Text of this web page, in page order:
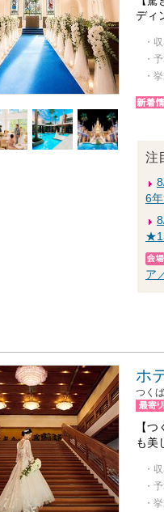
ディ
・
・
・
注
6年
ア
ホ
つく
【
も美
・
・
・